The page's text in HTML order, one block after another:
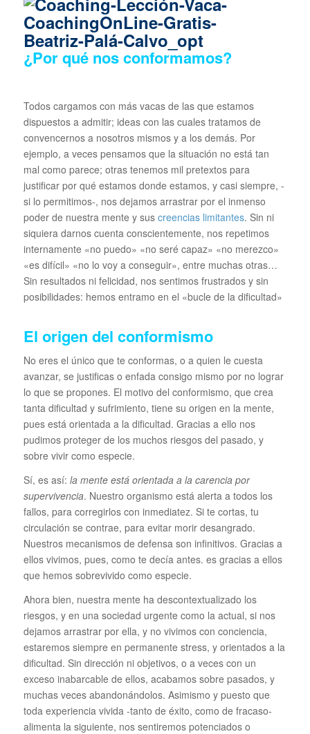
¿Por qué nos conformamos?
Todos cargamos con más vacas de las que estamos
dispuestos a admitir; ideas con las cuales tratamos de
convencernos a nosotros mismos y a los demás. Por
ejemplo, a veces pensamos que la situación no está tan
mal como parece; otras tenemos mil pretextos para
justificar por qué estamos donde estamos, y casi siempre, -
si lo permitimos-, nos dejamos arrastrar por el inmenso
poder de nuestra mente y sus creencias limitantes. Sin ni
siquiera darnos cuenta conscientemente, nos repetimos
internamente «no puedo» «no seré capaz» «no merezco»
«es difícil» «no lo voy a conseguir», entre muchas otras…
Sin resultados ni felicidad, nos sentimos frustrados y sin
posibilidades: hemos entramo en el «bucle de la dificultad»
El origen del conformismo
No eres el único que te conformas, o a quien le cuesta
avanzar, se justificas o enfada consigo mismo por no lograr
lo que se propones. El motivo del conformismo, que crea
tanta dificultad y sufrimiento, tiene su origen en la mente,
pues está orientada a la dificultad. Gracias a ello nos
pudimos proteger de los muchos riesgos del pasado, y
sobre vivir como especie.
Sí, es así: la mente está orientada a la carencia por
supervivencia. Nuestro organismo está alerta a todos los
fallos, para corregirlos con inmediatez. Si te cortas, tu
circulación se contrae, para evitar morir desangrado.
Nuestros mecanismos de defensa son infinitivos. Gracias a
ellos vivimos, pues, como te decía antes. es gracias a ellos
que hemos sobrevivido como especie.
Ahora bien, nuestra mente ha descontextualizado los
riesgos, y en una sociedad urgente como la actual, si nos
dejamos arrastrar por ella, y no vivimos con conciencia,
estaremos siempre en permanente stress, y orientados a la
dificultad. Sin dirección ni objetivos, o a veces con un
exceso inabarcable de ellos, acabamos sobre pasados, y
muchas veces abandonándolos. Asimismo y puesto que
toda experiencia vivida -tanto de éxito, como de fracaso-
alimenta la siguiente, nos sentiremos potenciados o